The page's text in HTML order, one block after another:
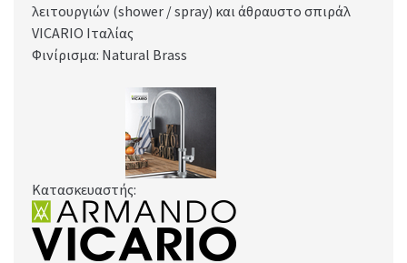
λειτουργιών (shower / spray) και άθραυστο σπιράλ
VICARIO Ιταλίας
Φινίρισμα: Natural Brass
Κατασκευαστής: